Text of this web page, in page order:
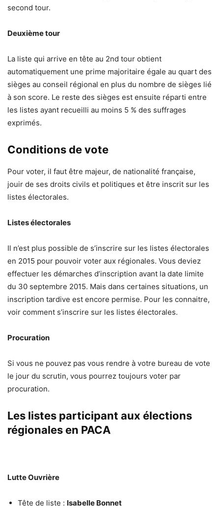
second tour.
Deuxième tour
La liste qui arrive en tête au 2nd tour obtient
automatiquement une prime majoritaire égale au quart des
sièges au conseil régional en plus du nombre de sièges lié
à son score. Le reste des sièges est ensuite réparti entre
les listes ayant recueilli au moins 5 % des suffrages
exprimés.
Conditions de vote
Pour voter, il faut être majeur, de nationalité française,
jouir de ses droits civils et politiques et être inscrit sur les
listes électorales.
Listes électorales
Il n’est plus possible de s’inscrire sur les listes électorales
en 2015 pour pouvoir voter aux régionales. Vous deviez
effectuer les démarches d’inscription avant la date limite
du 30 septembre 2015. Mais dans certaines situations, un
inscription tardive est encore permise. Pour les connaitre,
voir comment s’inscrire sur les listes électorales.
Procuration
Si vous ne pouvez pas vous rendre à votre bureau de vote
le jour du scrutin, vous pourrez toujours voter par
procuration.
Les listes participant aux élections
régionales en PACA
Lutte Ouvrière
Tête de liste : Isabelle Bonnet